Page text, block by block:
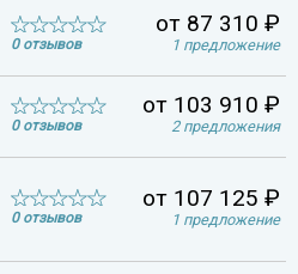
0 отзывов
от 87 310 ₽
1 предложение
0 отзывов
от 103 910 ₽
2 предложения
0 отзывов
от 107 125 ₽
1 предложение